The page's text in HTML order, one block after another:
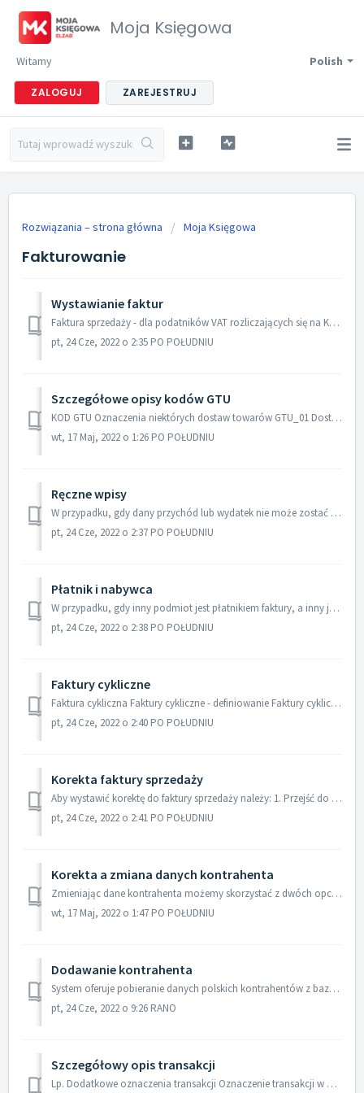
Moja Księgowa
Polish
Witamy
ZALOGUJ ZAREJESTRUJ
Rozwiązania – strona główna Moja Księgowa
Fakturowanie
Wystawianie faktur
Faktura sprzedaży - dla podatników VAT rozliczających się na KPiR Faktura bez VAT - dla przedsiębiorców nie zgłoszonych na VAT rozliczających się na KPiR...
pt, 24 Cze, 2022 o 2:35 PO POŁUDNIU
Szczegółowe opisy kodów GTU
KOD GTU Oznaczenia niektórych dostaw towarów GTU_01 Dostawa napojów alkoholowych: alkoholu etylowego piwa wina napojów fermentowanych i wyrobów p...
wt, 17 Maj, 2022 o 1:26 PO POŁUDNIU
Ręczne wpisy
W przypadku, gdy dany przychód lub wydatek nie może zostać wprowadzony żadnym z dostępnych szablonów, system oferuje funkcjonalność Ręczne wpisy. Pozwala on...
pt, 24 Cze, 2022 o 2:37 PO POŁUDNIU
Płatnik i nabywca
W przypadku, gdy inny podmiot jest płatnikiem faktury, a inny jej nabywcą, wówczas informacje takie należy zdefiniować na profilu kontrahenta. W zakładce Fa...
pt, 24 Cze, 2022 o 2:38 PO POŁUDNIU
Faktury cykliczne
Faktura cykliczna Faktury cykliczne - definiowanie Faktury cykliczne - edycja Faktury cykliczne - zawieszenie, odwieszenie Faktury cykliczne - usunięci...
pt, 24 Cze, 2022 o 2:40 PO POŁUDNIU
Korekta faktury sprzedaży
Aby wystawić korektę do faktury sprzedaży należy: 1. Przejść do zakładki Fakturowanie/Faktury 2. Kliknąć na fakturę, która będzie korygowana", wó...
pt, 24 Cze, 2022 o 2:41 PO POŁUDNIU
Korekta a zmiana danych kontrahenta
Zmieniając dane kontrahenta możemy skorzystać z dwóch opcji - korekty oraz zmiany danych. Korekta - koryguje dane także na wydruku wcześniejszych faktur...
wt, 17 Maj, 2022 o 1:47 PO POŁUDNIU
Dodawanie kontrahenta
System oferuje pobieranie danych polskich kontrahentów z bazy GUS na podstawie NIP, bez konieczności ich ręcznego wprowadzania. W celu dodania kontrahenta n...
pt, 24 Cze, 2022 o 9:26 RANO
Szczegółowy opis transakcji
Lp. Dodatkowe oznaczenia transakcji Oznaczenie transakcji w pliku JPK Ustawienie w systemie 1 Dostawy w ramach sprzedaży wysyłkowej ...